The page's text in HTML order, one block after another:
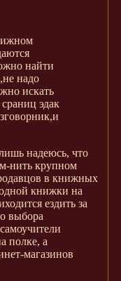
найти
надо
искать
эдак
надеюсь, что
нить крупном
в книжных
книжки на
ездить за
выбора
полке, а
магазинов